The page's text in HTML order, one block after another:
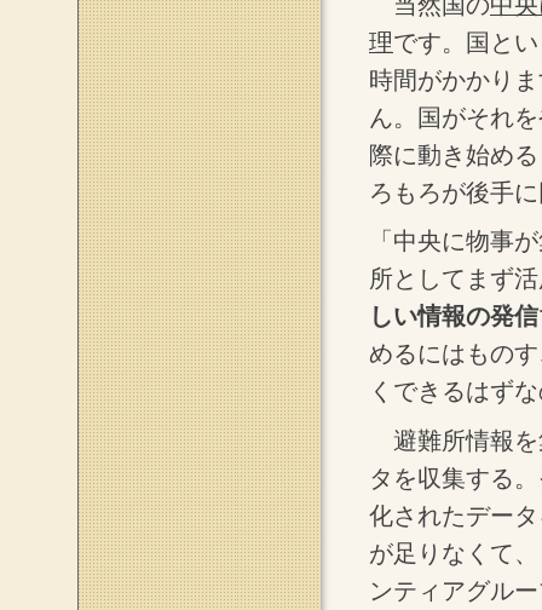
理です。国と
時間がかかり
ん。国がそれ
際に動き始め
ろもろが後手
「中央に物事
所としてまず
しい情報の発信
めるにはもの
くできるはず
避難所情報を
タを収集する
化されたデー
が足りなくて
ンティアグル